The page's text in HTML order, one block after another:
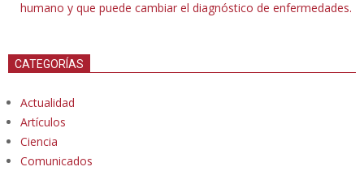
humano y que puede cambiar el diagnóstico de enfermedades.
CATEGORÍAS
Actualidad
Artículos
Ciencia
Comunicados